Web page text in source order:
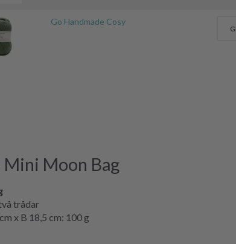
Go Handmade Cosy
Moon Bag
trådar
x B 18,5 cm: 100 g